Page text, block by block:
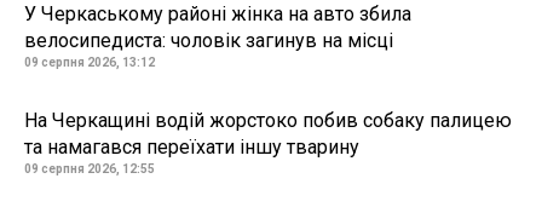
У Черкаському районі жінка на авто збила
велосипедиста: чоловік загинув на місці
09 серпня 2026, 13:12
На Черкащині водій жорстоко побив собаку палицею
та намагався переїхати іншу тварину
09 серпня 2026, 12:55